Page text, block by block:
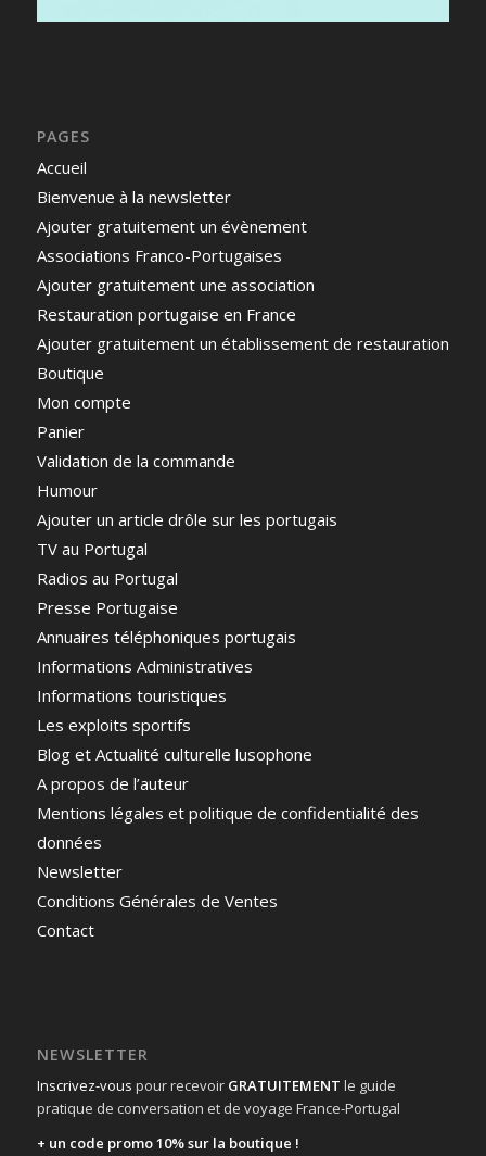
PAGES
Accueil
Bienvenue à la newsletter
Ajouter gratuitement un évènement
Associations Franco-Portugaises
Ajouter gratuitement une association
Restauration portugaise en France
Ajouter gratuitement un établissement de restauration
Boutique
Mon compte
Panier
Validation de la commande
Humour
Ajouter un article drôle sur les portugais
TV au Portugal
Radios au Portugal
Presse Portugaise
Annuaires téléphoniques portugais
Informations Administratives
Informations touristiques
Les exploits sportifs
Blog et Actualité culturelle lusophone
A propos de l’auteur
Mentions légales et politique de confidentialité des
données
Newsletter
Conditions Générales de Ventes
Contact
NEWSLETTER
Inscrivez-vous pour recevoir GRATUITEMENT le guide
pratique de conversation et de voyage France-Portugal
+ un code promo 10% sur la boutique !